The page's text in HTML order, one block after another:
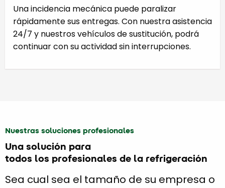
Una incidencia mecánica puede paralizar
rápidamente sus entregas. Con nuestra asistencia
24/7 y nuestros vehículos de sustitución, podrá
continuar con su actividad sin interrupciones.
Nuestras soluciones profesionales
Una solución para
todos los profesionales de la refrigeración
Sea cual sea el tamaño de su empresa o